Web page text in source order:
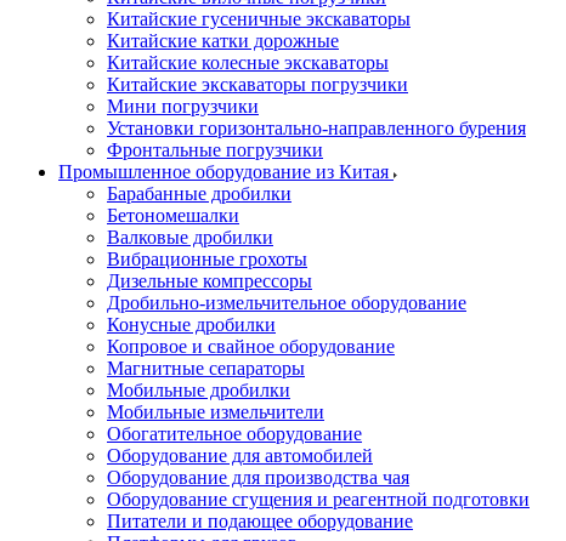
Китайские гусеничные экскаваторы
Китайские катки дорожные
Китайские колесные экскаваторы
Китайские экскаваторы погрузчики
Мини погрузчики
Установки горизонтально-направленного бурения
Фронтальные погрузчики
Промышленное оборудование из Китая
Барабанные дробилки
Бетономешалки
Валковые дробилки
Вибрационные грохоты
Дизельные компрессоры
Дробильно-измельчительное оборудование
Конусные дробилки
Копровое и свайное оборудование
Магнитные сепараторы
Мобильные дробилки
Мобильные измельчители
Обогатительное оборудование
Оборудование для автомобилей
Оборудование для производства чая
Оборудование сгущения и реагентной подготовки
Питатели и подающее оборудование